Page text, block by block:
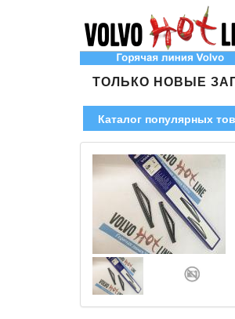
ТОЛЬКО НОВЫЕ
Каталог популярных